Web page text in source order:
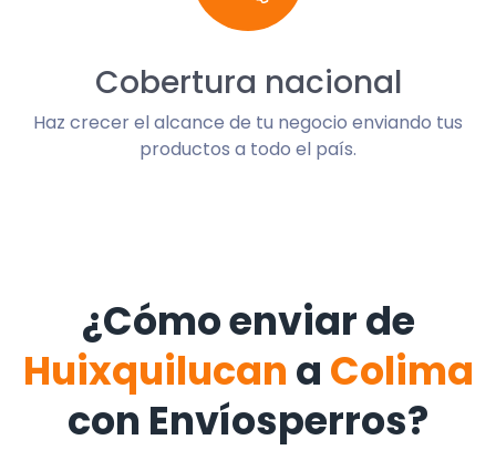
Cobertura nacional
Haz crecer el alcance de tu negocio enviando tus
productos a todo el país.
¿Cómo enviar de
Huixquilucan a Colima
con Envíosperros?